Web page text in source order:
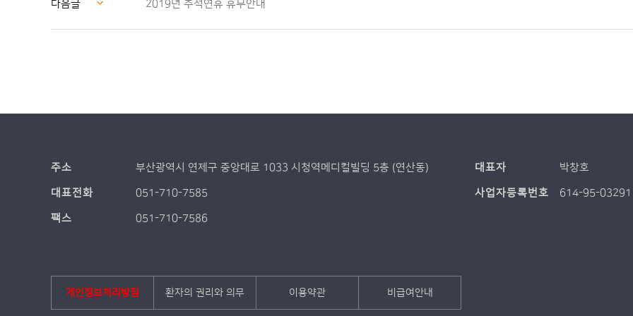
다음글 2019년 추석연휴 휴무안내
주소 부산광역시 연제구 중앙대로 1033 시청역메디컬빌딩 5층 (연산동)
대표전화 051-710-7585
팩스 051-710-7586
대표자 박창호
사업자등록번호 614-95-03291
개인정보처리방침 환자의 권리와 의무 이용약관 비급여안내